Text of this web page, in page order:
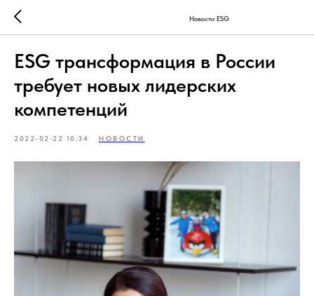
Новости ESG
ESG трансформация в России
требует новых лидерских
компетенций
2022-02-22 10:34 НОВОСТИ